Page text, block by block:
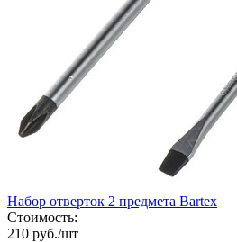
Набор отверток 2 предмета Bartex
Стоимость:
210 руб./шт